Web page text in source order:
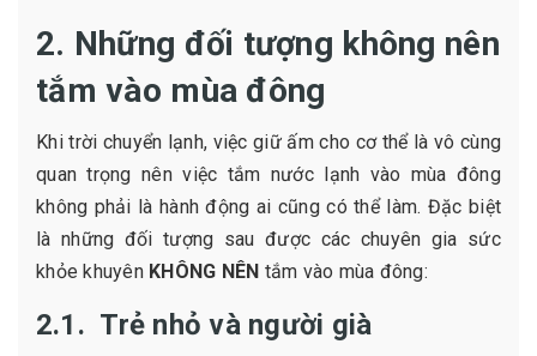
2. Những đối tượng không nên
tắm vào mùa đông
Khi trời chuyển lạnh, việc giữ ấm cho cơ thể là vô cùng
quan trọng nên việc tắm nước lạnh vào mùa đông
không phải là hành động ai cũng có thể làm. Đặc biệt
là những đối tượng sau được các chuyên gia sức
khỏe khuyên KHÔNG NÊN tắm vào mùa đông:
2.1. Trẻ nhỏ và người già